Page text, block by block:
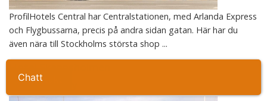
Ta kontakt
ProfilHotels Central har Centralstationen, med Arlanda Express
och Flygbussarna, precis på andra sidan gatan. Här har du
även nära till Stockholms största shop ...
Stockholm city